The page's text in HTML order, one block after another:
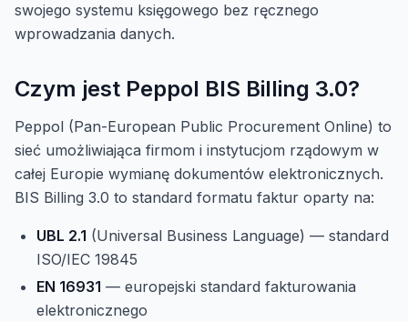
swojego systemu księgowego bez ręcznego
wprowadzania danych.
Czym jest Peppol BIS Billing 3.0?
Peppol (Pan-European Public Procurement Online) to
sieć umożliwiająca firmom i instytucjom rządowym w
całej Europie wymianę dokumentów elektronicznych.
BIS Billing 3.0 to standard formatu faktur oparty na:
UBL 2.1 (Universal Business Language) — standard
ISO/IEC 19845
EN 16931 — europejski standard fakturowania
elektronicznego